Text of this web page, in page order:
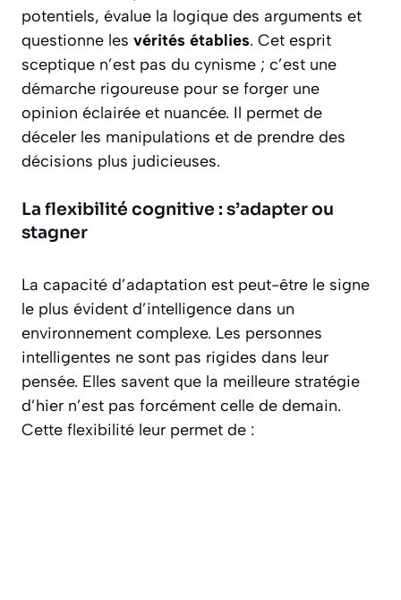
potentiels, évalue la logique des arguments et
questionne les vérités établies. Cet esprit
sceptique n’est pas du cynisme ; c’est une
démarche rigoureuse pour se forger une
opinion éclairée et nuancée. Il permet de
déceler les manipulations et de prendre des
décisions plus judicieuses.
La flexibilité cognitive : s’adapter ou
stagner
La capacité d’adaptation est peut-être le signe
le plus évident d’intelligence dans un
environnement complexe. Les personnes
intelligentes ne sont pas rigides dans leur
pensée. Elles savent que la meilleure stratégie
d’hier n’est pas forcément celle de demain.
Cette flexibilité leur permet de :